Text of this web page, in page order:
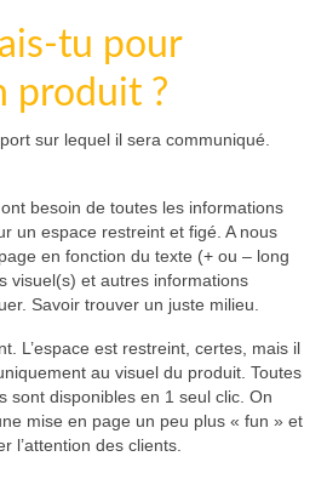
tu pour
produit ?
sur lequel il sera communiqué.
besoin de toutes les informations
un espace restreint et figé. A nous
en fonction du texte (+ ou – long
visuel(s) et autres informations
Savoir trouver un juste milieu.
L’espace est restreint, certes, mais il
au visuel du produit. Toutes
sont disponibles en 1 seul clic. On
mise en page un peu plus « fun » et
l’attention des clients.